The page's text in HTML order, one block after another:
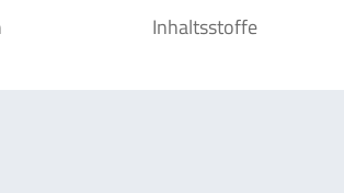
Inhaltsstoffe